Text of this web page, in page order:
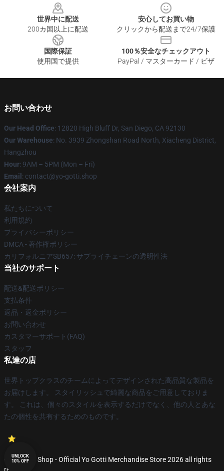
世界中に配送
200カ国以上に配送
安心してお買い物
クリックから配送まで24/7保護
国際保証
使用国で提供
100％安全なチェックアウト
PayPal / マスターカード / ビザ
お問い合わせ
Our Head Office: 12820 High Bluff Dr, San Diego, CA 92130
Our Warehouse: No. 3939 Zhongshan Road North, Xiacheng District,
Hangzhou
Hour: 9AM – 5PM (Mon – Fri)
Email : contact@yo-gotti.shop
会社案内
私たちについて
利用規約
プライバシーポリシー
DMCA - 著作権ポリシー
カリフォルニアSB657: サプライチェーンの透明性法
当社のサポート
配送&配送ポリシー
支払条件
返品・返金ポリシー
お問い合わせ
カスタマーサポート(FAQ)
スタッフ
私達の店
世界トップクラスのチームによってデザインされた高品質な製品を
お届けします。 スタイリッシュで綺麗な商品をご用意しておりま
す。 これは、個々のスタイルを表示するだけでなく、他の人とあな
たの個性を共有するためのものです。
© Yo Gotti Shop - Official Yo Gotti Merchandise Store 2026 all rights
UNLOCK
10% OFF